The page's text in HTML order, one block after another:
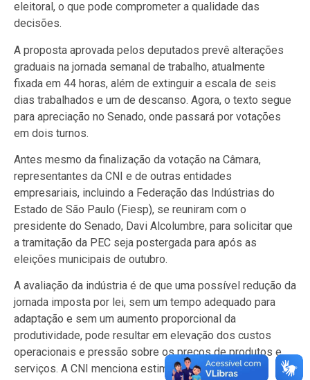
eleitoral, o que pode comprometer a qualidade das
decisões.
A proposta aprovada pelos deputados prevê alterações
graduais na jornada semanal de trabalho, atualmente
fixada em 44 horas, além de extinguir a escala de seis
dias trabalhados e um de descanso. Agora, o texto segue
para apreciação no Senado, onde passará por votações
em dois turnos.
Antes mesmo da finalização da votação na Câmara,
representantes da CNI e de outras entidades
empresariais, incluindo a Federação das Indústrias do
Estado de São Paulo (Fiesp), se reuniram com o
presidente do Senado, Davi Alcolumbre, para solicitar que
a tramitação da PEC seja postergada para após as
eleições municipais de outubro.
A avaliação da indústria é de que uma possível redução da
jornada imposta por lei, sem um tempo adequado para
adaptação e sem um aumento proporcional da
produtividade, pode resultar em elevação dos custos
operacionais e pressão sobre os preços de produtos e
serviços. A CNI menciona estimativas internas que